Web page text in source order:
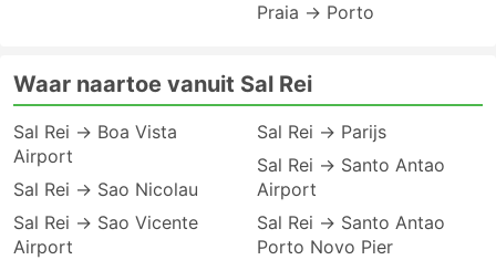
Praia → Porto
Waar naartoe vanuit Sal Rei
Sal Rei → Boa Vista
Airport
Sal Rei → Sao Nicolau
Sal Rei → Sao Vicente
Airport
Sal Rei → Parijs
Sal Rei → Santo Antao
Airport
Sal Rei → Santo Antao
Porto Novo Pier